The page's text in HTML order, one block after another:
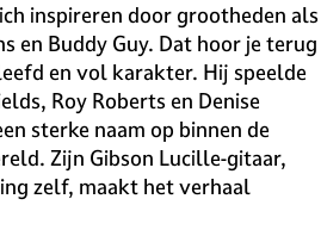
inspireren door grootheden als
en Buddy Guy. Dat hoor je terug
en vol karakter. Hij speelde
Roy Roberts en Denise
sterke naam op binnen de
Zijn Gibson Lucille-gitaar,
zelf, maakt het verhaal